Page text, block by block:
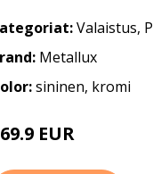
Valaistus,
Metallux
sininen, kromi
EUR